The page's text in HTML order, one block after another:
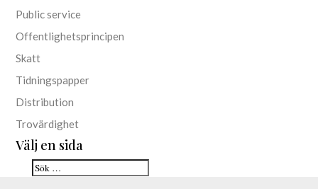
Public service
Offentlighetsprincipen
Skatt
Tidningspapper
Distribution
Trovärdighet
Välj en sida